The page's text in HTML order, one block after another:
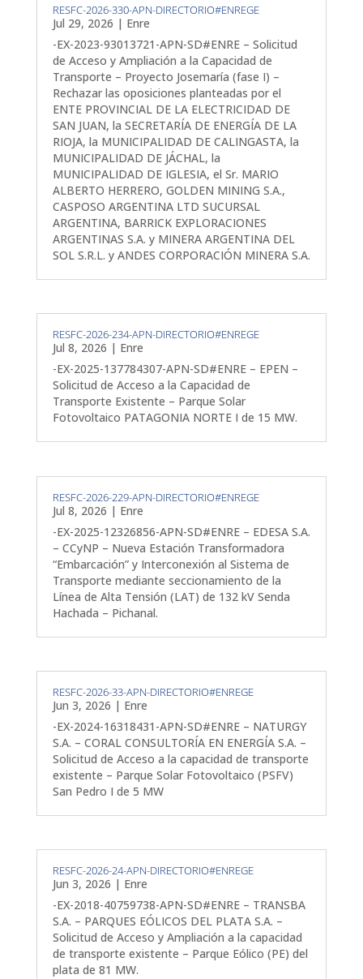
RESFC-2026-330-APN-DIRECTORIO#ENREGE
Jul 29, 2026 | Enre
-EX-2023-93013721-APN-SD#ENRE – Solicitud
de Acceso y Ampliación a la Capacidad de
Transporte – Proyecto Josemaría (fase I) –
Rechazar las oposiciones planteadas por el
ENTE PROVINCIAL DE LA ELECTRICIDAD DE
SAN JUAN, la SECRETARÍA DE ENERGÍA DE LA
RIOJA, la MUNICIPALIDAD DE CALINGASTA, la
MUNICIPALIDAD DE JÁCHAL, la
MUNICIPALIDAD DE IGLESIA, el Sr. MARIO
ALBERTO HERRERO, GOLDEN MINING S.A.,
CASPOSO ARGENTINA LTD SUCURSAL
ARGENTINA, BARRICK EXPLORACIONES
ARGENTINAS S.A. y MINERA ARGENTINA DEL
SOL S.R.L. y ANDES CORPORACIÓN MINERA S.A.
RESFC-2026-234-APN-DIRECTORIO#ENREGE
Jul 8, 2026 | Enre
-EX-2025-137784307-APN-SD#ENRE – EPEN –
Solicitud de Acceso a la Capacidad de
Transporte Existente – Parque Solar
Fotovoltaico PATAGONIA NORTE I de 15 MW.
RESFC-2026-229-APN-DIRECTORIO#ENREGE
Jul 8, 2026 | Enre
-EX-2025-12326856-APN-SD#ENRE – EDESA S.A.
– CCyNP – Nueva Estación Transformadora
“Embarcación” y Interconexión al Sistema de
Transporte mediante seccionamiento de la
Línea de Alta Tensión (LAT) de 132 kV Senda
Hachada – Pichanal.
RESFC-2026-33-APN-DIRECTORIO#ENREGE
Jun 3, 2026 | Enre
-EX-2024-16318431-APN-SD#ENRE – NATURGY
S.A. – CORAL CONSULTORÍA EN ENERGÍA S.A. –
Solicitud de Acceso a la capacidad de transporte
existente – Parque Solar Fotovoltaico (PSFV)
San Pedro I de 5 MW
RESFC-2026-24-APN-DIRECTORIO#ENREGE
Jun 3, 2026 | Enre
-EX-2018-40759738-APN-SD#ENRE – TRANSBA
S.A. – PARQUES EÓLICOS DEL PLATA S.A. –
Solicitud de Acceso y Ampliación a la capacidad
de transporte existente – Parque Eólico (PE) del
plata de 81 MW.